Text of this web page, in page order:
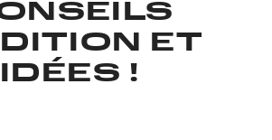
ET
IDÉES !